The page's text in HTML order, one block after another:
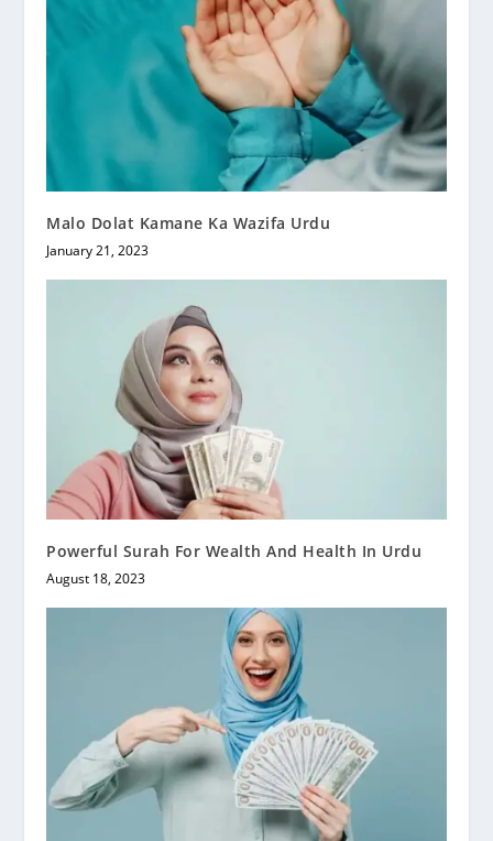
Malo Dolat Kamane Ka Wazifa Urdu
January 21, 2023
Powerful Surah For Wealth And Health In Urdu
August 18, 2023